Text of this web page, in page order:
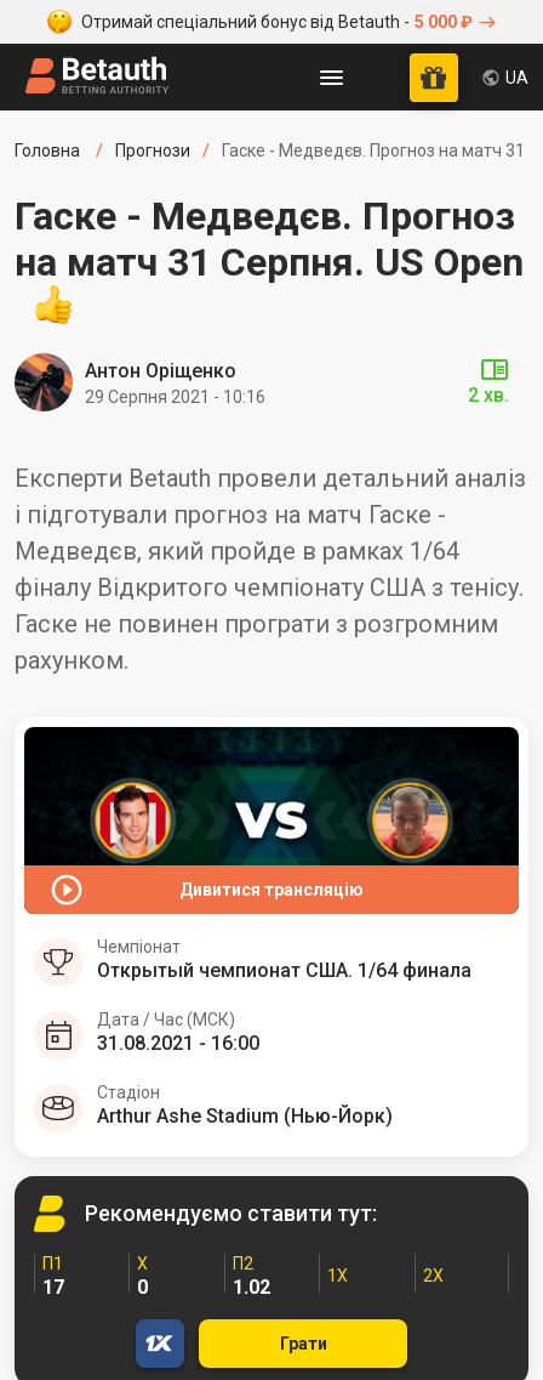
Отримай спеціальний бонус від Betauth - 5 000 ₽
UA
Головна Прогнози Гаске - Медведєв. Прогноз на матч 31
Гаске - Медведєв. Прогноз
на матч 31 Серпня. US Open
Експерти Betauth провели детальний аналіз
і підготували прогноз на матч Гаске -
Медведєв, який пройде в рамках 1/64
фіналу Відкритого чемпіонату США з тенісу.
Гаске не повинен програти з розгромним
рахунком.
Антон Оріщенко
29 Серпня 2021 - 10:16 2 хв.
Дивитися трансляцію
Чемпіонат
Открытый чемпионат США. 1/64 финала
Дата / Час (МСК)
31.08.2021 - 16:00
Стадіон
Arthur Ashe Stadium (Нью-Йорк)
Рекомендуємо ставити тут:
П1
17
Х
0
П2
1.02 1X 2X
Грати